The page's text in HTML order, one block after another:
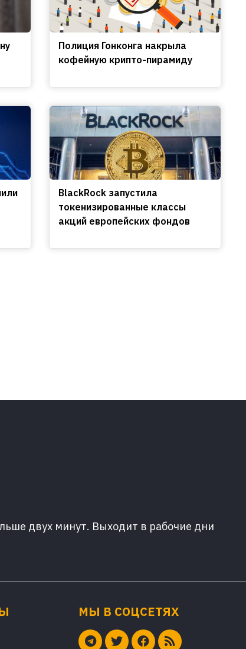
Полиция Гонконга накрыла
кофейную крипто-пирамиду
BlackRock запустила
токенизированные классы
акций европейских фондов
двух минут. Выходит в рабочие дни
МЫ В СОЦСЕТЯХ